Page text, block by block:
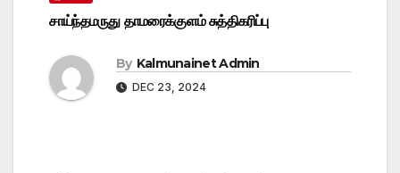
சாய்ந்தமருது தாமரைக்குளம் சுத்திகரிப்பு
By Kalmunainet Admin
DEC 23, 2024